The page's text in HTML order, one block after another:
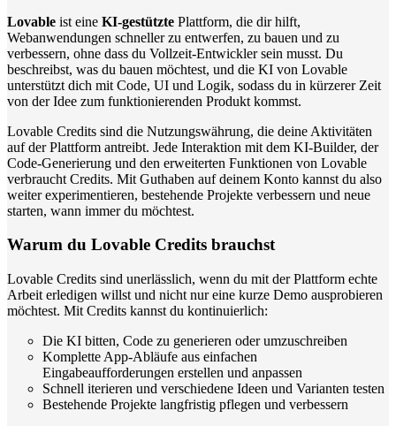
Lovable ist eine KI-gestützte Plattform, die dir hilft,
Webanwendungen schneller zu entwerfen, zu bauen und zu
verbessern, ohne dass du Vollzeit-Entwickler sein musst. Du
beschreibst, was du bauen möchtest, und die KI von Lovable
unterstützt dich mit Code, UI und Logik, sodass du in kürzerer Zeit
von der Idee zum funktionierenden Produkt kommst.
Lovable Credits sind die Nutzungswährung, die deine Aktivitäten
auf der Plattform antreibt. Jede Interaktion mit dem KI-Builder, der
Code-Generierung und den erweiterten Funktionen von Lovable
verbraucht Credits. Mit Guthaben auf deinem Konto kannst du also
weiter experimentieren, bestehende Projekte verbessern und neue
starten, wann immer du möchtest.
Warum du Lovable Credits brauchst
Lovable Credits sind unerlässlich, wenn du mit der Plattform echte
Arbeit erledigen willst und nicht nur eine kurze Demo ausprobieren
möchtest. Mit Credits kannst du kontinuierlich:
Die KI bitten, Code zu generieren oder umzuschreiben
Komplette App-Abläufe aus einfachen
Eingabeaufforderungen erstellen und anpassen
Schnell iterieren und verschiedene Ideen und Varianten testen
Bestehende Projekte langfristig pflegen und verbessern